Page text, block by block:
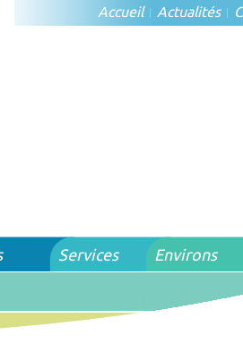
Accueil Actualités
Services Environs